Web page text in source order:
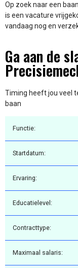
Op zoek naar een
is een vacature
vandaag nog en
Ga aan de
Timing heeft jou veel
baan
Functie:
Startdatum:
Ervaring:
Educatielevel:
Contracttype:
Maximaal salaris: